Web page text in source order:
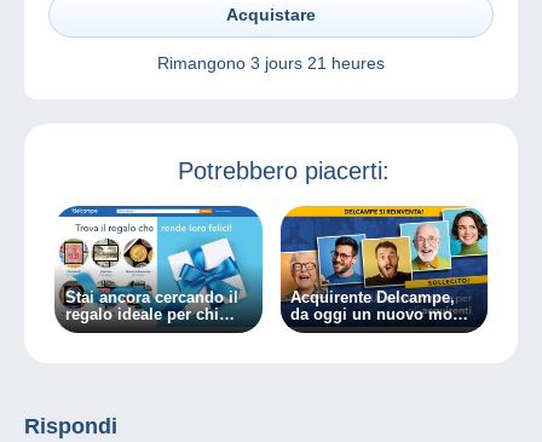
Acquistare
Rimangono 3 jours 21 heures
Potrebbero piacerti:
Stai ancora cercando il
regalo ideale per chi
ami?
Acquirente Delcampe,
da oggi un nuovo modo
di operare!
Rispondi